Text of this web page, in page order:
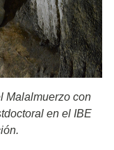
Malalmuerzo con
en el IBE